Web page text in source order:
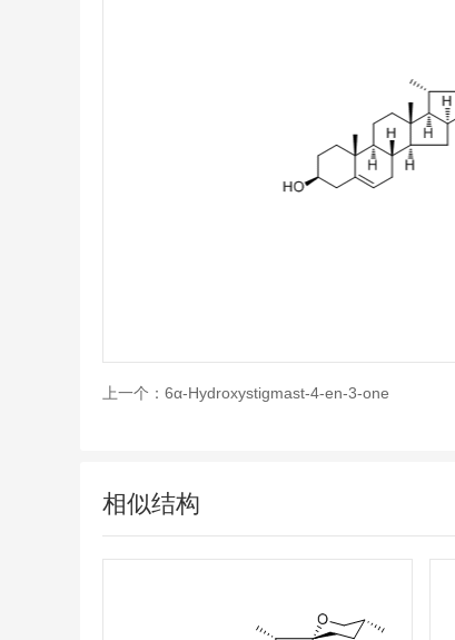
上一个： 6α-Hydroxystigmast-4-en-3-one
相似结构